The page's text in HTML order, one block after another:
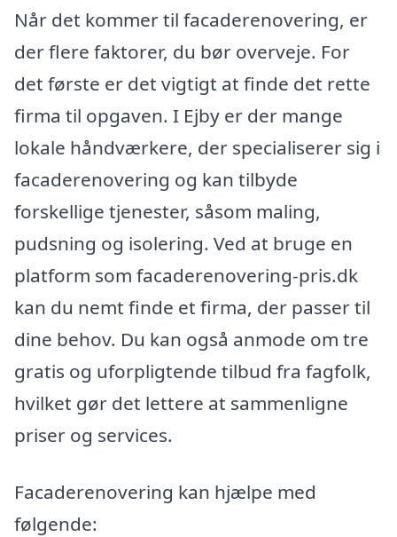
Når det kommer til facaderenovering, er
der flere faktorer, du bør overveje. For
det første er det vigtigt at finde det rette
firma til opgaven. I Ejby er der mange
lokale håndværkere, der specialiserer sig i
facaderenovering og kan tilbyde
forskellige tjenester, såsom maling,
pudsning og isolering. Ved at bruge en
platform som facaderenovering-pris.dk
kan du nemt finde et firma, der passer til
dine behov. Du kan også anmode om tre
gratis og uforpligtende tilbud fra fagfolk,
hvilket gør det lettere at sammenligne
priser og services.
Facaderenovering kan hjælpe med
følgende: